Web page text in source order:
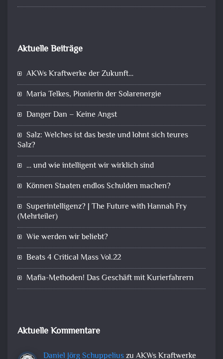
Aktuelle Beiträge
AKWs Kraftwerke der Zukunft…
Maria Telkes, Pionierin der Solarenergie
Danger Dan – Keine Angst
Salz: Welches ist das beste und lohnt sich teures
Salz?
… und wie intelligent wir wirklich sind
Können Staaten endlos Schulden machen?
Superintelligenz? | The Future with Hannah Fry
(Mehrteiler)
Wie werden wir beliebt?
Beats 4 Critical Mass Vol.22
Mafia-Methoden! Das Geschäft mit Kurierfahrern
Aktuelle Kommentare
Daniel Jörg Schuppeliuszu AKWs Kraftwerke